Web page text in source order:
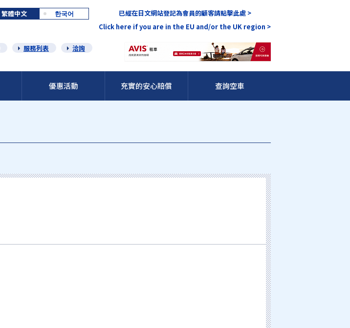
已經在日文網站登記為會員的顧客請點擊此處 >
Click here if you are in the EU and/or the UK region >
繁體中文 한국어
服務列表 洽詢
優惠活動 充實的安心賠償 查詢空車